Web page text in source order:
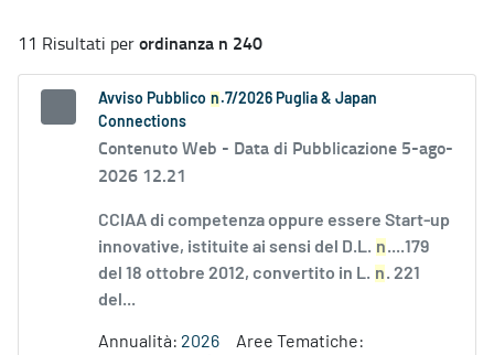
11 Risultati perordinanza n 240
Avviso Pubblico n .7/2026 Puglia & Japan
Connections
Contenuto Web - Data di Pubblicazione 5-ago-
2026 12.21
CCIAA di competenza oppure essere Start-up
innovative, istituite ai sensi del D.L. n....179
del 18 ottobre 2012, convertito in L. n. 221
del...
Annualità: 2026
Aree Tematiche: